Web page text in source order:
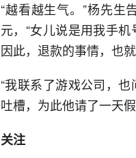
“越看越生气。”杨先生
元，“女儿说是用我手
因此，退款的事情，也就
“我联系了游戏公司，
吐槽，为此他请了一天
关注